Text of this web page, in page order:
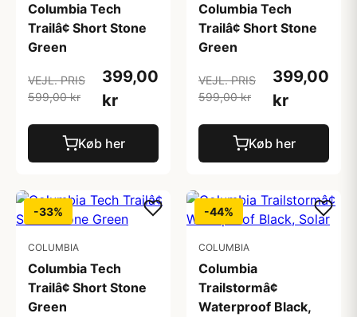
Columbia Tech
Trailâ¢ Short Stone
Green
VEJL. PRIS
599,00 kr
399,00
kr
Køb her
Columbia Tech
Trailâ¢ Short Stone
Green
VEJL. PRIS
599,00 kr
399,00
kr
Køb her
-33%
COLUMBIA
Columbia Tech
Trailâ¢ Short Stone
Green
-44%
COLUMBIA
Columbia
Trailstormâ¢
Waterproof Black,